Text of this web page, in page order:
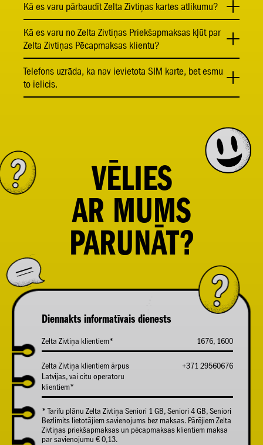
Kā es varu pārbaudīt Zelta Zivtiņas kartes atlikumu?
Kā es varu no Zelta Zivtiņas Priekšapmaksas kļūt par
Zelta Zivtiņas Pēcapmaksas klientu?
Telefons uzrāda, ka nav ievietota SIM karte, bet esmu
to ielicis.
VĒLIES
AR MUMS
PARUNĀT?
Diennakts informatīvais dienests
Zelta Zivtiņa klientiem* 1676, 1600
Zelta Zivtiņa klientiem ārpus
Latvijas, vai citu operatoru
klientiem*
+371 29560676
* Tarifu plānu Zelta Zivtiņa Seniori 1 GB, Seniori 4 GB, Seniori
Bezlimits lietotājiem savienojums bez maksas. Pārējiem Zelta
Zivtiņas priekšapmaksas un pēcapmaksas klientiem maksa
par savienojumu € 0,13.